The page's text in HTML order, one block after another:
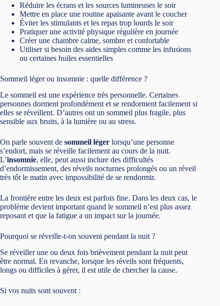
Réduire les écrans et les sources lumineuses le soir
Mettre en place une routine apaisante avant le coucher
Éviter les stimulants et les repas trop lourds le soir
Pratiquer une activité physique régulière en journée
Créer une chambre calme, sombre et confortable
Utiliser si besoin des aides simples comme les infusions
ou certaines huiles essentielles
Sommeil léger ou insomnie : quelle différence ?
Le sommeil est une expérience très personnelle. Certaines
personnes dorment profondément et se rendorment facilement si
elles se réveillent. D’autres ont un sommeil plus fragile, plus
sensible aux bruits, à la lumière ou au stress.
On parle souvent de sommeil léger lorsqu’une personne
s’endort, mais se réveille facilement au cours de la nuit.
L’insomnie, elle, peut aussi inclure des difficultés
d’endormissement, des réveils nocturnes prolongés ou un réveil
très tôt le matin avec impossibilité de se rendormir.
La frontière entre les deux est parfois fine. Dans les deux cas, le
problème devient important quand le sommeil n’est plus assez
reposant et que la fatigue a un impact sur la journée.
Pourquoi se réveille-t-on souvent pendant la nuit ?
Se réveiller une ou deux fois brièvement pendant la nuit peut
être normal. En revanche, lorsque les réveils sont fréquents,
longs ou difficiles à gérer, il est utile de chercher la cause.
Si vos nuits sont souvent :